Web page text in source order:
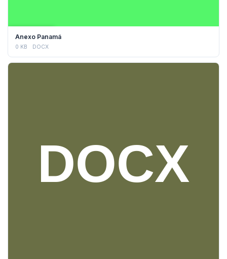
Anexo Panamá
0 KB DOCX